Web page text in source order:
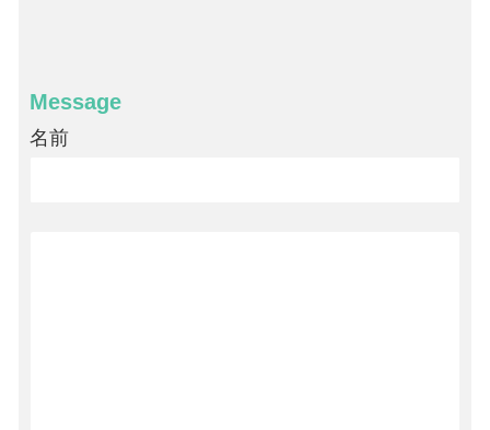
Message
名前